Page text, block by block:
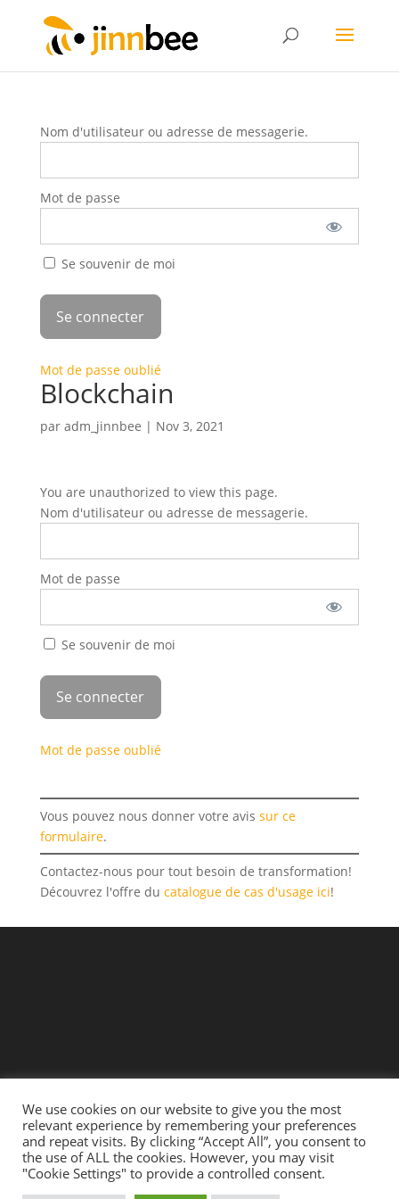
Nom d'utilisateur ou adresse de messagerie.
Mot de passe
Se souvenir de moi
Mot de passe oublié
Blockchain
par adm_jinnbee | Nov 3, 2021
You are unauthorized to view this page.
Nom d'utilisateur ou adresse de messagerie.
Mot de passe
Se souvenir de moi
Mot de passe oublié
Vous pouvez nous donner votre avis sur ce
formulaire.
Contactez-nous pour tout besoin de transformation!
Découvrez l'offre du catalogue de cas d'usage ici!
We use cookies on our website to give you the most
relevant experience by remembering your preferences
and repeat visits. By clicking “Accept All”, you consent to
the use of ALL the cookies. However, you may visit
"Cookie Settings" to provide a controlled consent.